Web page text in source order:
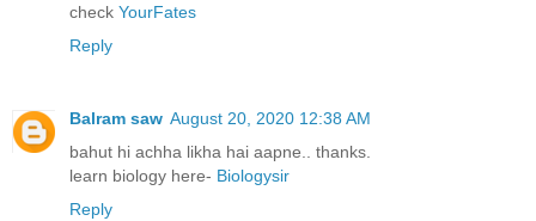
check YourFates
Reply
Balram saw August 20, 2020 12:38 AM
bahut hi achha likha hai aapne.. thanks.
learn biology here- Biologysir
Reply